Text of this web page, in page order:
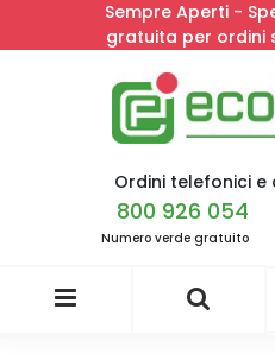
Sempre Aperti -
gratuita per ordini
Ordini telefonici e
800 926 054
Numero verde gratuito